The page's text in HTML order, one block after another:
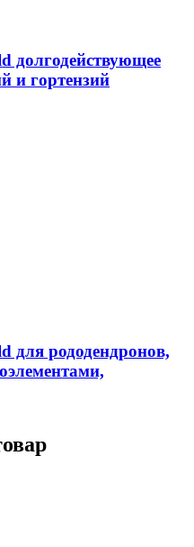
долгодействующее
и гортензий
для рододендронов,